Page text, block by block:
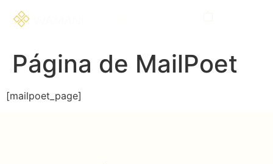
Página de MailPoet
[mailpoet_page]